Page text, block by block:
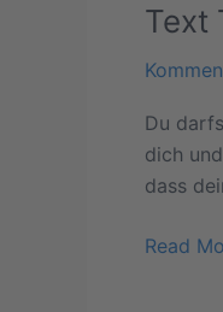
Text
Du
dich
dass
Text
Read